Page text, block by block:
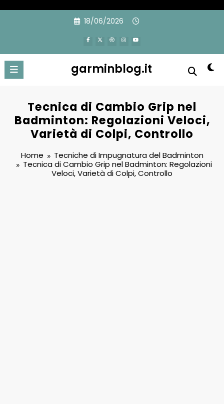
18/06/2026
garminblog.it
Tecnica di Cambio Grip nel
Badminton: Regolazioni Veloci,
Varietà di Colpi, Controllo
Home
Tecniche di Impugnatura del Badminton
Tecnica di Cambio Grip nel Badminton: Regolazioni
Veloci, Varietà di Colpi, Controllo